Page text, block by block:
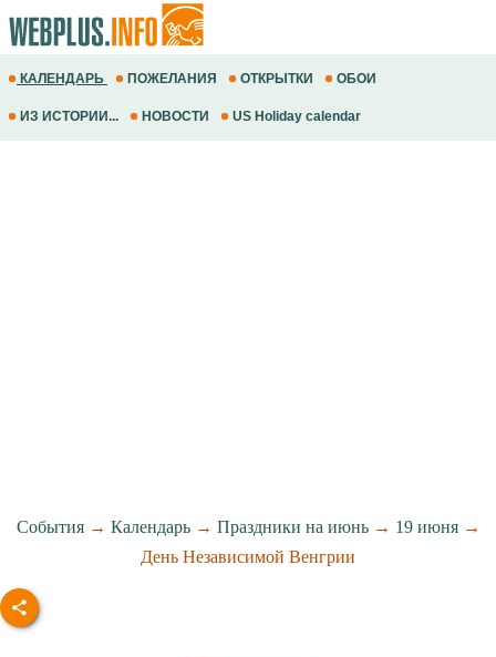
КАЛЕНДАРЬ ПОЖЕЛАНИЯ ОТКРЫТКИ ОБОИ
ИЗ ИСТОРИИ... НОВОСТИ US Holiday calendar
События→ Календарь→ Праздники на июнь→ 19 июня→
День Независимой Венгрии